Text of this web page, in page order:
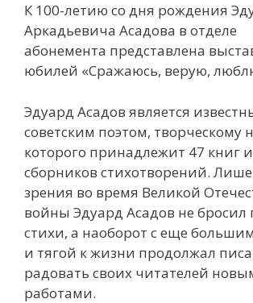
К 100-летию со дня рождения
Аркадьевича Асадова в отделе
абонемента представлена
юбилей «Сражаюсь, верую,
Эдуард Асадов является
советским поэтом, творческому
которого принадлежит 47 книг и
сборников стихотворений.
зрения во время Великой
войны Эдуард Асадов не бросил
стихи, а наоборот с еще
и тягой к жизни продолжал
радовать своих читателей
работами.